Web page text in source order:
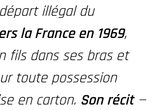
illégal du
la France en 1969,
fils dans ses bras et
toute possession
en carton. Son récit—